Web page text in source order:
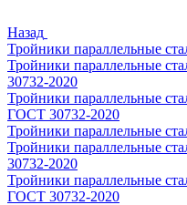
Назад
Тройники параллельные
Тройники параллельные
30732-2020
Тройники параллельные
ГОСТ 30732-2020
Тройники параллельные
Тройники параллельные
30732-2020
Тройники параллельные
ГОСТ 30732-2020